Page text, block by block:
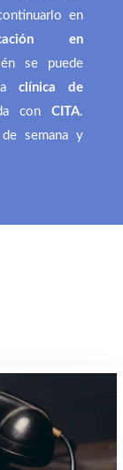
en
en
se puede
clínica de
conCITA.
semana y